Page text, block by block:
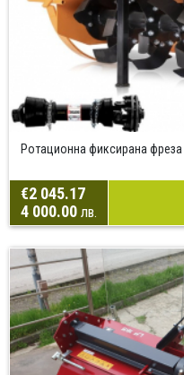
Ротационна фиксирана
€2 045.17
4 000.00 лв.